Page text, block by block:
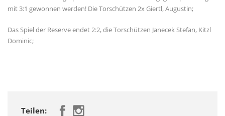
mit 3:1 gewonnen werden! Die Torschützen 2x Giertl, Augustin;
Das Spiel der Reserve endet 2:2, die Torschützen Janecek Stefan, Kitzl
Dominic;
Teilen: